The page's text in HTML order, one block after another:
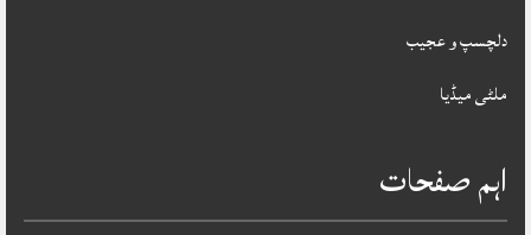
دلچسپ و عجیب
ملٹی میڈیا
اہم صفحات